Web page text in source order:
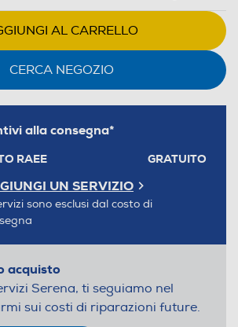
AL CARRELLO
CERCA NEGOZIO
alla consegna*
RAEE GRATUITO
UN SERVIZIO
sono esclusi dal costo di
acquisto
Serena, ti seguiamo nel
sui costi di riparazioni future.